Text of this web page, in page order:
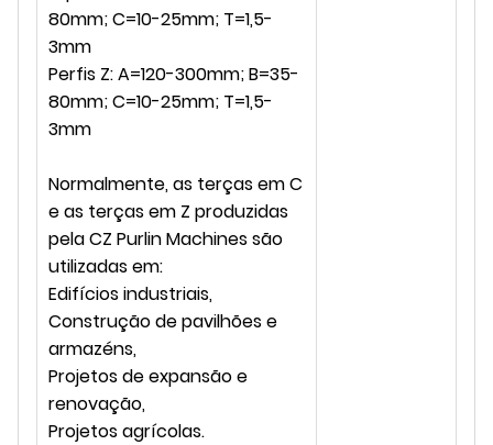
80mm; C=10-25mm; T=1,5-
3mm
Perfis Z: A=120-300mm; B=35-
80mm; C=10-25mm; T=1,5-
3mm
Normalmente, as terças em C
e as terças em Z produzidas
pela CZ Purlin Machines são
utilizadas em:
Edifícios industriais,
Construção de pavilhões e
armazéns,
Projetos de expansão e
renovação,
Projetos agrícolas.